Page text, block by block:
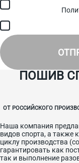
ПОШИВ
ОТ РОССИЙСКОГО
Наша компания
видов спорта, а также
циклу производства
гарантировать как
так и выполнение